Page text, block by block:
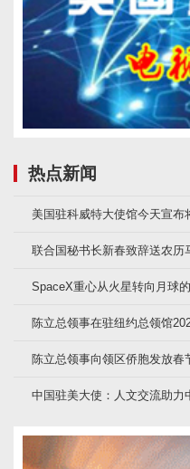
热点新闻
美国驻科威特大使馆今天宣布
联合国秘书长新春致辞送农历
SpaceX重心从火星转向月球
陈立总领事在驻纽约总领馆
陈立总领事向领区侨胞发放春
中国驻美大使：人文交流助力